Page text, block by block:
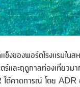
งของพอร์ตโรงแรมใน
ร์และฤดูกาลท่องเที่ยว
ด้คาดการณ์ โดย ADR